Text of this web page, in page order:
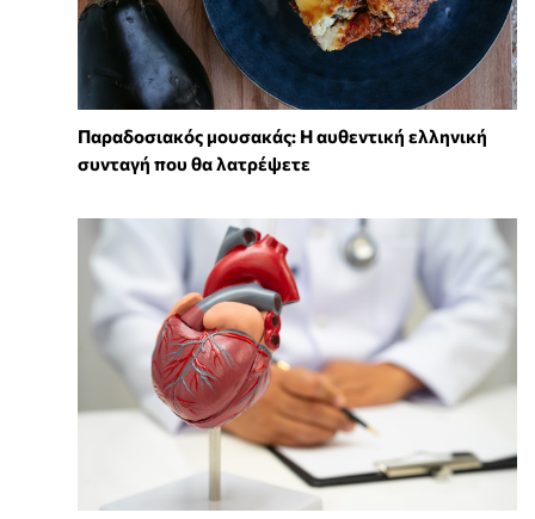
Παραδοσιακός μουσακάς: Η αυθεντική ελληνική
συνταγή που θα λατρέψετε